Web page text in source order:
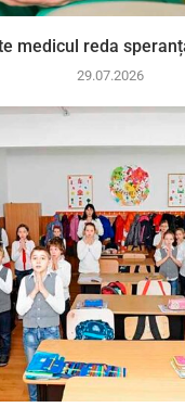
medicul reda
29.07.2026